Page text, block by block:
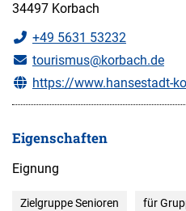
34497 Korbach
+49 5631 53232
tourismus@korbach.de
https://www.hansestadt-
Eigenschaften
Eignung
Zielgruppe Senioren für